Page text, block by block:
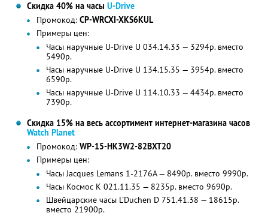
Скидка 40% на часы U-Drive
Промокод: CP-WRCXI-XKS6KUL
Примеры цен:
Часы наручные U-Drive U 034.14.33 — 3294р. вместо
5490р.
Часы наручные U-Drive U 134.15.35 — 3954р. вместо
6590р.
Часы наручные U-Drive U 114.10.33 — 4434р. вместо
7390р.
Скидка 15% на весь ассортимент интернет-магазина часов
Watch Planet
Промокод: WP-15-HK3W2-82BXT20
Примеры цен:
Часы Jacques Lemans 1-2176A — 8490р. вместо 9990р.
Часы Космос K 021.11.35 — 8235р. вместо 9690р.
Швейцарские часы L'Duchen D 751.41.38 — 18615р.
вместо 21900р.